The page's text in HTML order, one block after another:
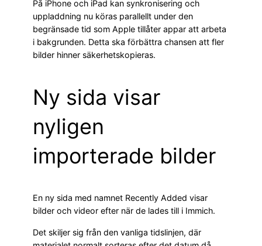
På iPhone och iPad kan synkronisering och
uppladdning nu köras parallellt under den
begränsade tid som Apple tillåter appar att arbeta
i bakgrunden. Detta ska förbättra chansen att fler
bilder hinner säkerhetskopieras.
Ny sida visar
nyligen
importerade bilder
En ny sida med namnet Recently Added visar
bilder och videor efter när de lades till i Immich.
Det skiljer sig från den vanliga tidslinjen, där